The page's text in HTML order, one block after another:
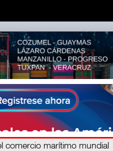
comercio marítimo mundial